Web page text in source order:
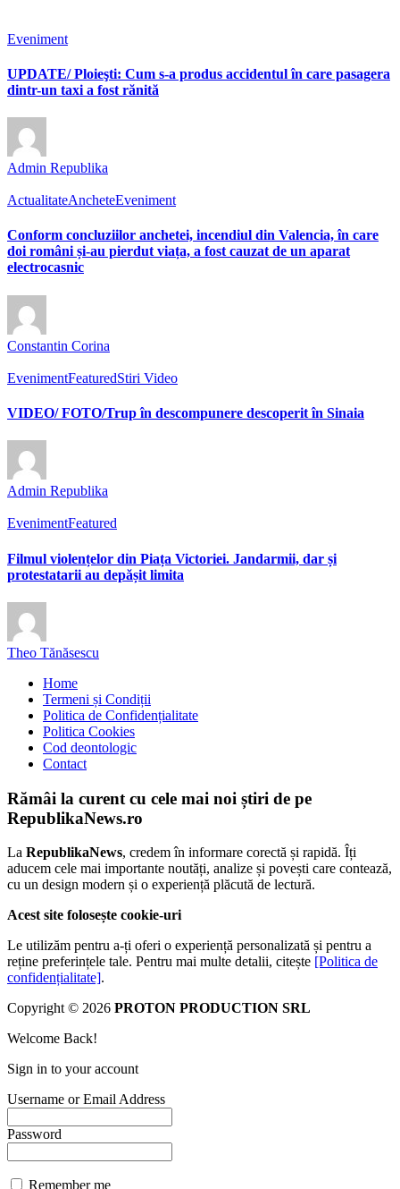
Eveniment
UPDATE/ Ploieşti: Cum s-a produs accidentul în care pasagera
dintr-un taxi a fost rănită
Admin Republika
ActualitateAncheteEveniment
Conform concluziilor anchetei, incendiul din Valencia, în care
doi români și-au pierdut viața, a fost cauzat de un aparat
electrocasnic
Constantin Corina
EvenimentFeaturedStiri Video
VIDEO/ FOTO/Trup în descompunere descoperit în Sinaia
Admin Republika
EvenimentFeatured
Filmul violențelor din Piața Victoriei. Jandarmii, dar și
protestatarii au depășit limita
Theo Tănăsescu
Home
Termeni și Condiții
Politica de Confidențialitate
Politica Cookies
Cod deontologic
Contact
Rămâi la curent cu cele mai noi știri de pe
RepublikaNews.ro
La RepublikaNews, credem în informare corectă și rapidă. Îți
aducem cele mai importante noutăți, analize și povești care contează,
cu un design modern și o experiență plăcută de lectură.
Acest site folosește cookie-uri
Le utilizăm pentru a-ți oferi o experiență personalizată și pentru a
reține preferințele tale. Pentru mai multe detalii, citește [Politica de
confidențialitate].
Copyright © 2026 PROTON PRODUCTION SRL
Welcome Back!
Sign in to your account
Username or Email Address
Password
Remember me